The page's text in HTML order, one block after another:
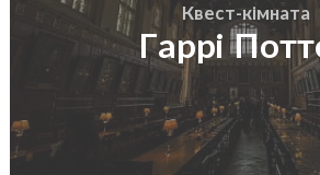
Квест-кімната
Гаррі